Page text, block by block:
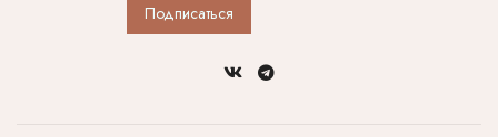
Подписаться